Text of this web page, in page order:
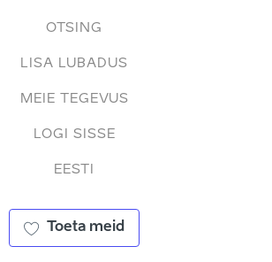
OTSING
LISA LUBADUS
MEIE TEGEVUS
LOGI SISSE
EESTI
Toeta meid